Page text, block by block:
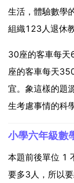
生活，體驗數學
組織123人退休
30座的客車每
座的客車每天
宜。象這樣的題
生考慮事情的科
小學六年級數
本題前後單位 1
要多3人，所以